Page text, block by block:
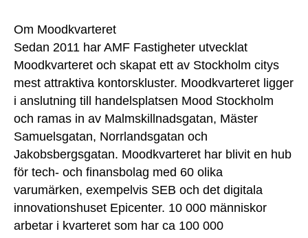
Om Moodkvarteret
Sedan 2011 har AMF Fastigheter utvecklat
Moodkvarteret och skapat ett av Stockholm citys
mest attraktiva kontorskluster. Moodkvarteret ligger
i anslutning till handelsplatsen Mood Stockholm
och ramas in av Malmskillnadsgatan, Mäster
Samuelsgatan, Norrlandsgatan och
Jakobsbergsgatan. Moodkvarteret har blivit en hub
för tech- och finansbolag med 60 olika
varumärken, exempelvis SEB och det digitala
innovationshuset Epicenter. 10 000 människor
arbetar i kvarteret som har ca 100 000